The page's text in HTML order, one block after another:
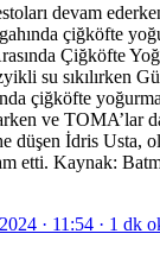
devam
çiğköfte
Çiğköfte
su sıkılırken
çiğköfte
ve TOMA’lar
düşen İdris Usta,
etti. Kaynak:
· 11:54 · 1 dk